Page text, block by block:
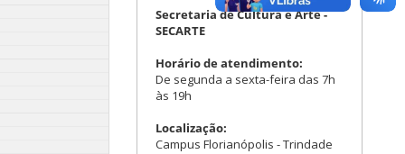
Secretaria de Cultura e Arte -
SECARTE
Horário de atendimento:
De segunda a sexta-feira das 7h
às 19h
Localização:
Campus Florianópolis - Trindade